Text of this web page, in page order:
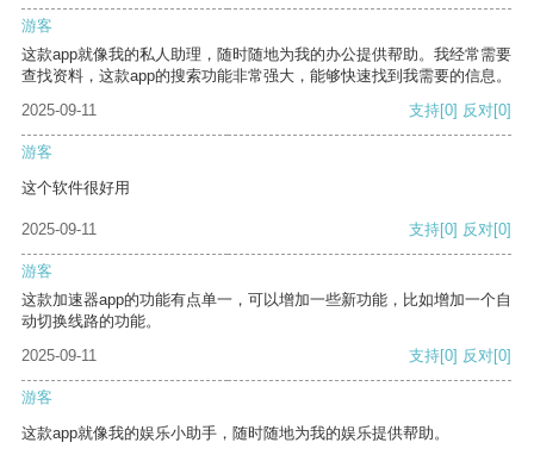
游客
这款app就像我的私人助理，随时随地为我的办公提供帮助。我经常需要
查找资料，这款app的搜索功能非常强大，能够快速找到我需要的信息。
2025-09-11
支持[0] 反对[0]
游客
这个软件很好用
2025-09-11 支持[0] 反对[0]
游客
这款加速器app的功能有点单一，可以增加一些新功能，比如增加一个自
动切换线路的功能。
2025-09-11
支持[0] 反对[0]
游客
这款app就像我的娱乐小助手，随时随地为我的娱乐提供帮助。